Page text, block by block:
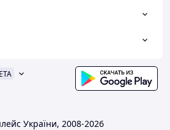
України, 2008-2026